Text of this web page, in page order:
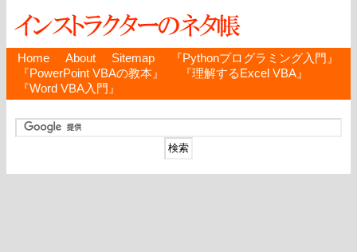
Home About Sitemap
『Pythonプログラミング入門』
『PowerPoint VBAの教本』
『理解するExcel VBA』
『Word VBA入門』